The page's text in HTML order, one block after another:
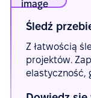
Śledź
Z łatwością
projektów.
elastyczność,